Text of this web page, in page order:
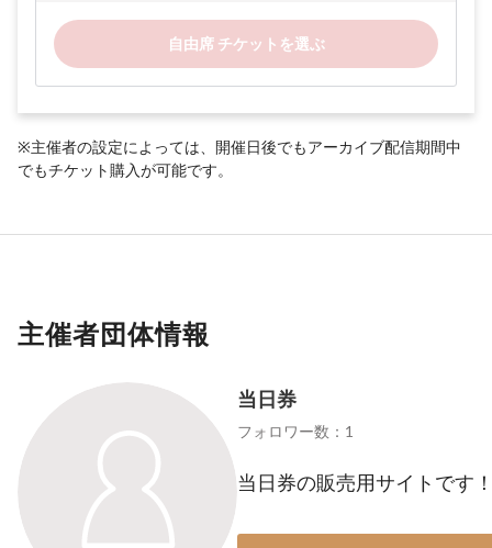
自由席 チケットを選ぶ
※主催者の設定によっては、開催日後でもアーカイブ配信期間中
でもチケット購入が可能です。
主催者団体情報
当日券
フォロワー数：1
当日券の販売用サイトです